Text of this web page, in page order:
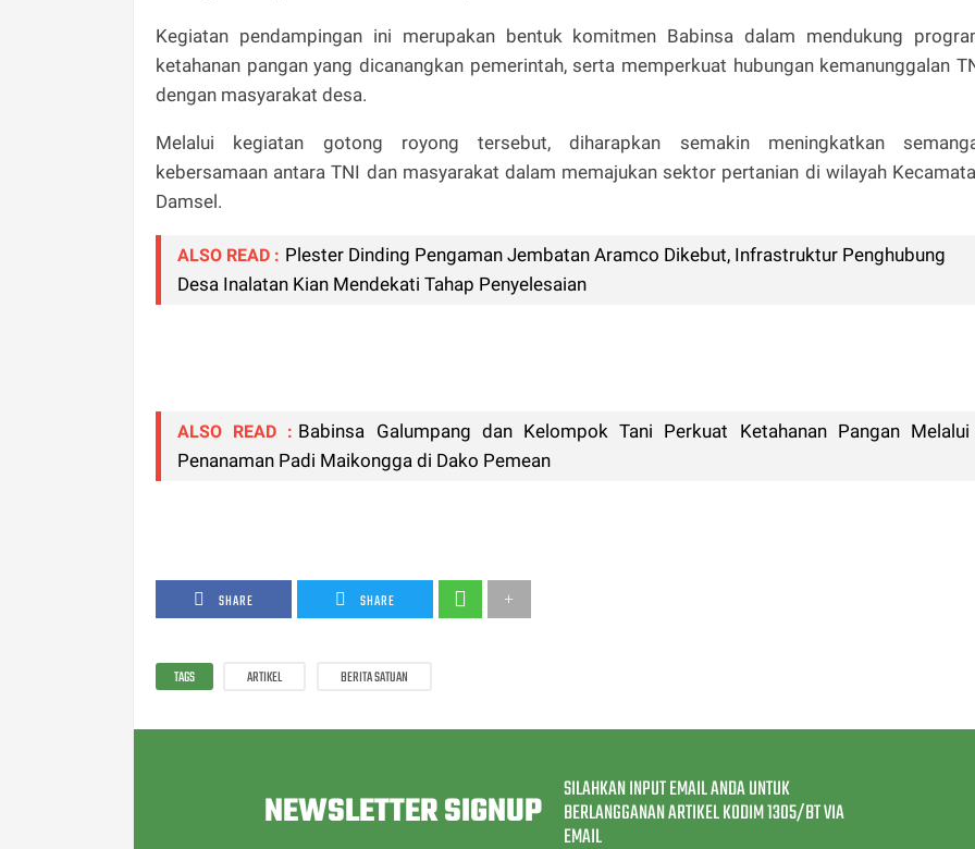
Kegiatan pendampingan ini merupakan bentuk komitmen Babinsa dalam mendukung
ketahanan pangan yang dicanangkan pemerintah, serta memperkuat hubungan kemanunggalan
dengan masyarakat desa.
Melalui kegiatan gotong royong tersebut, diharapkan semakin meningkatkan
kebersamaan antara TNI dan masyarakat dalam memajukan sektor pertanian di wilayah
Damsel.
ALSO READ : Plester Dinding Pengaman Jembatan Aramco Dikebut, Infrastruktur Penghubung
Desa Inalatan Kian Mendekati Tahap Penyelesaian
ALSO READ : Babinsa Galumpang dan Kelompok Tani Perkuat Ketahanan Pangan Melalui
Penanaman Padi Maikongga di Dako Pemean
SHARE SHARE
TAGS ARTIKEL BERITA SATUAN
NEWSLETTER SIGNUP SILAHKAN INPUT EMAIL ANDA UNTUK
BERLANGGANAN ARTIKEL KODIM 1305/BT VIA
EMAIL